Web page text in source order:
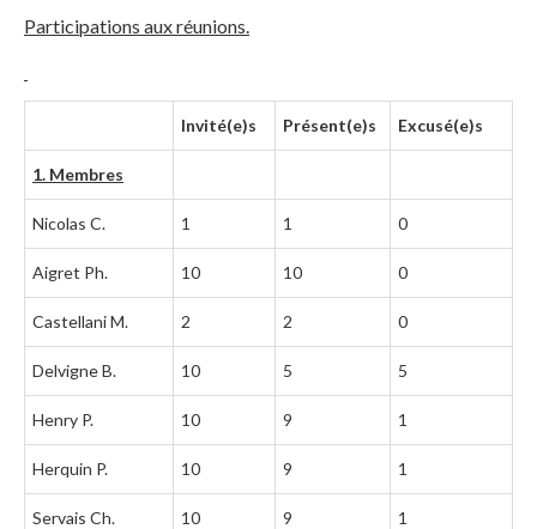
Participations aux réunions.
Invité(e)s Présent(e)s Excusé(e)s
1. Membres
Nicolas C. 1 1 0
Aigret Ph. 10 10 0
Castellani M. 2 2 0
Delvigne B. 10 5 5
Henry P. 10 9 1
Herquin P. 10 9 1
Servais Ch. 10 9 1